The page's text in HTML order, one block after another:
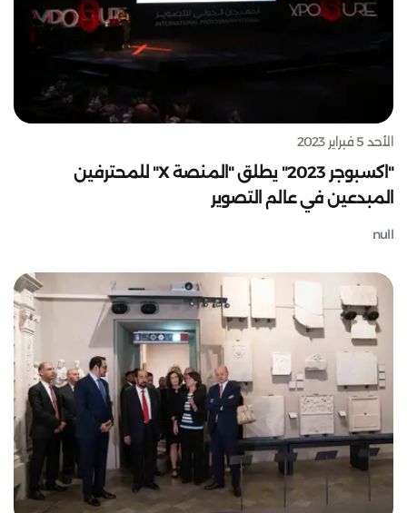
الأحد 5 فبراير 2023
"اكسبوجر 2023" يطلق "المنصة X" للمحترفين
المبدعين في عالم التصوير
null